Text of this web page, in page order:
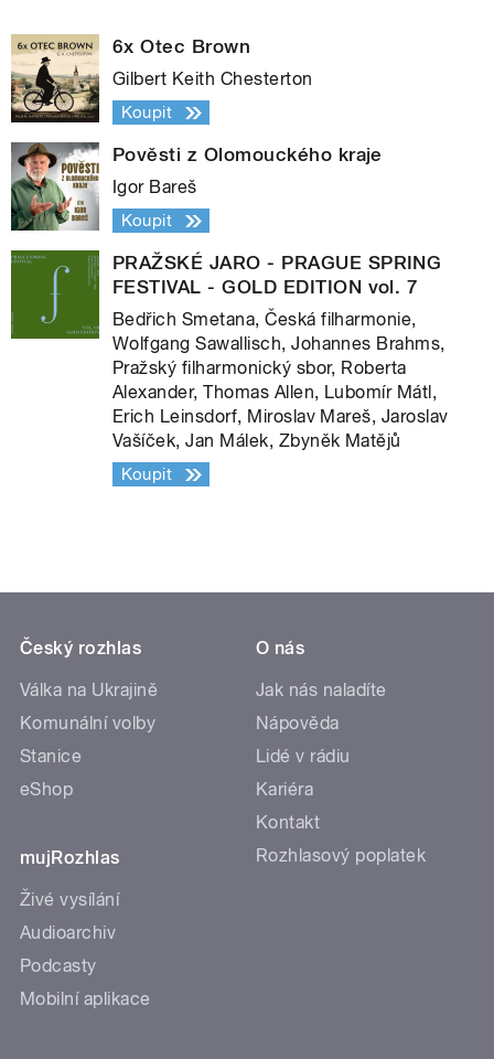
6x Otec Brown
Gilbert Keith Chesterton
Koupit
Pověsti z Olomouckého kraje
Igor Bareš
Koupit
PRAŽSKÉ JARO - PRAGUE SPRING
FESTIVAL - GOLD EDITION vol. 7
Bedřich Smetana, Česká filharmonie,
Wolfgang Sawallisch, Johannes Brahms,
Pražský filharmonický sbor, Roberta
Alexander, Thomas Allen, Lubomír Mátl,
Erich Leinsdorf, Miroslav Mareš, Jaroslav
Vašíček, Jan Málek, Zbyněk Matějů
Koupit
Český rozhlas
Válka na Ukrajině
Komunální volby
Stanice
eShop
mujRozhlas
Živé vysílání
Audioarchiv
Podcasty
Mobilní aplikace
O nás
Jak nás naladíte
Nápověda
Lidé v rádiu
Kariéra
Kontakt
Rozhlasový poplatek